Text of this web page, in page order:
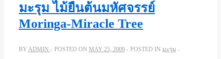
มะรุม ไม้ยืนต้นมหัศจรรย์
Moringa-Miracle Tree
BY ADMIN POSTED ON MAY 25, 2009 POSTED IN มะรุม